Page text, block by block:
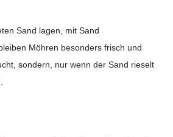
Sand lagen, mit Sand
Möhren besonders frisch und
sondern, nur wenn der Sand rieselt